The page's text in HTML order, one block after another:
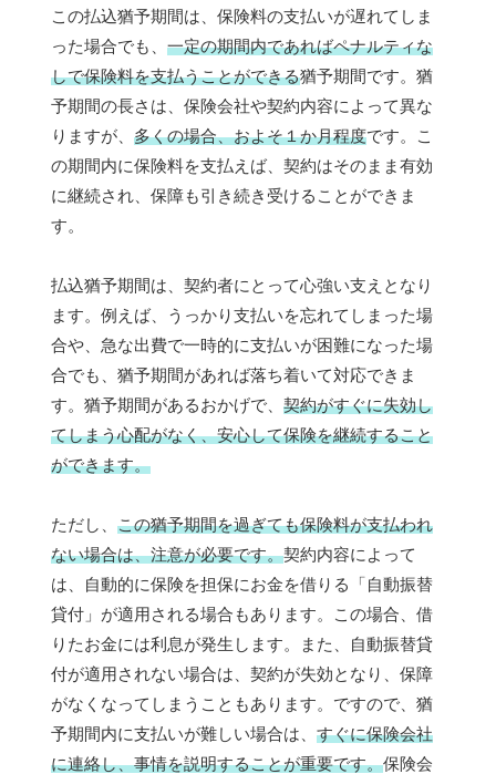
この払込猶予期間は、保険料の支払いが遅れてしま
った場合でも、 一定の期間内であればペナルティな
しで保険料を支払うことができる猶予期間です。猶
予期間の長さは、保険会社や契約内容によって異な
りますが、 多くの場合、およそ１か月程度です。こ
の期間内に保険料を支払えば、契約はそのまま有効
に継続され、保障も引き続き受けることができま
す。
払込猶予期間は、契約者にとって心強い支えとなり
ます。例えば、うっかり支払いを忘れてしまった場
合や、急な出費で一時的に支払いが困難になった場
合でも、猶予期間があれば落ち着いて対応できま
す。猶予期間があるおかげで、 契約がすぐに失効し
てしまう心配がなく、安心して保険を継続すること
ができます。
ただし、 この猶予期間を過ぎても保険料が支払われ
ない場合は、注意が必要です。契約内容によって
は、自動的に保険を担保にお金を借りる「自動振替
貸付」が適用される場合もあります。この場合、借
りたお金には利息が発生します。また、自動振替貸
付が適用されない場合は、契約が失効となり、保障
がなくなってしまうこともあります。ですので、猶
予期間内に支払いが難しい場合は、 すぐに保険会社
に連絡し、事情を説明することが重要です。保険会